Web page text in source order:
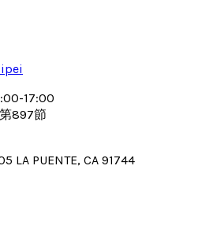
17:00
897節
LA PUENTE, CA 91744